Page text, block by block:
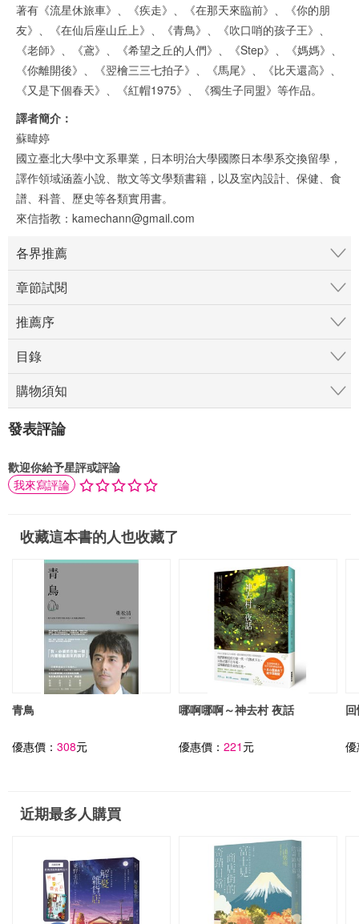
著有《流星休旅車》、《疾走》、《在那天來臨前》、《你的朋
友》、《在仙后座山丘上》、《青鳥》、《吹口哨的孩子王》、
《老師》、《鳶》、《希望之丘的人們》、《Step》、《媽媽》、
《你離開後》、《翌檜三三七拍子》、《馬尾》、《比天還高》、
《又是下個春天》、《紅帽1975》、《獨生子同盟》等作品。
譯者簡介：
蘇暐婷
國立臺北大學中文系畢業，日本明治大學國際日本學系交換留學，
譯作領域涵蓋小說、散文等文學類書籍，以及室內設計、保健、食
譜、科普、歷史等各類實用書。
來信指教：kamechann@gmail.com
各界推薦
章節試閱
推薦序
目錄
購物須知
發表評論
歡迎你給予星評或評論
我來寫評論
收藏這本書的人也收藏了
青鳥
優惠價： 308元
哪啊哪啊～神去村 夜話
優惠價：221 元
近期最多人購買